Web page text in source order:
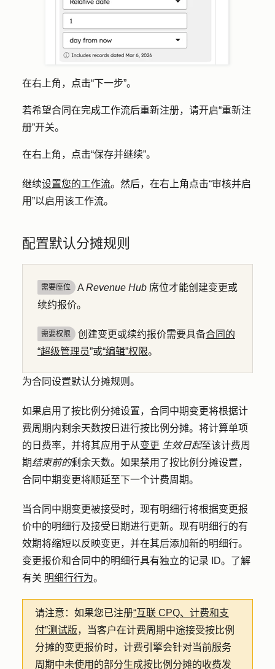
在右上角，点击“下一步”。
若希望合同在完成工作流后重新注册，请开启“重新注
册”开关。
在右上角，点击“保存并继续”。
继续设置您的工作流。然后，在右上角点击“审核并启
用”以启用该工作流。
配置默认分摊规则
需要座位 A Revenue Hub 席位才能创建变更或
续约报价。
需要权限 创建变更或续约报价需要具备合同的
“超级管理员”或“编辑”权限。
为合同设置默认分摊规则。
如果启用了按比例分摊设置，合同中期变更将根据计
费周期内剩余天数按日进行按比例分摊。将计算单项
的日费率，并将其应用于从变更 生效日起至该计费周
期结束前的剩余天数。如果禁用了按比例分摊设置，
合同中期变更将顺延至下一个计费周期。
当合同中期变更被接受时，现有明细行将根据变更报
价中的明细行及接受日期进行更新。现有明细行的有
效期将缩短以反映变更，并在其后添加新的明细行。
变更报价和合同中的明细行具有独立的记录 ID。了解
有关 明细行行为。
请注意： 如果您已注册“互联 CPQ、计费和支
付”测试版，当客户在计费周期中途接受按比例
分摊的变更报价时，计费引擎会针对当前服务
周期中未使用的部分生成按比例分摊的收费发